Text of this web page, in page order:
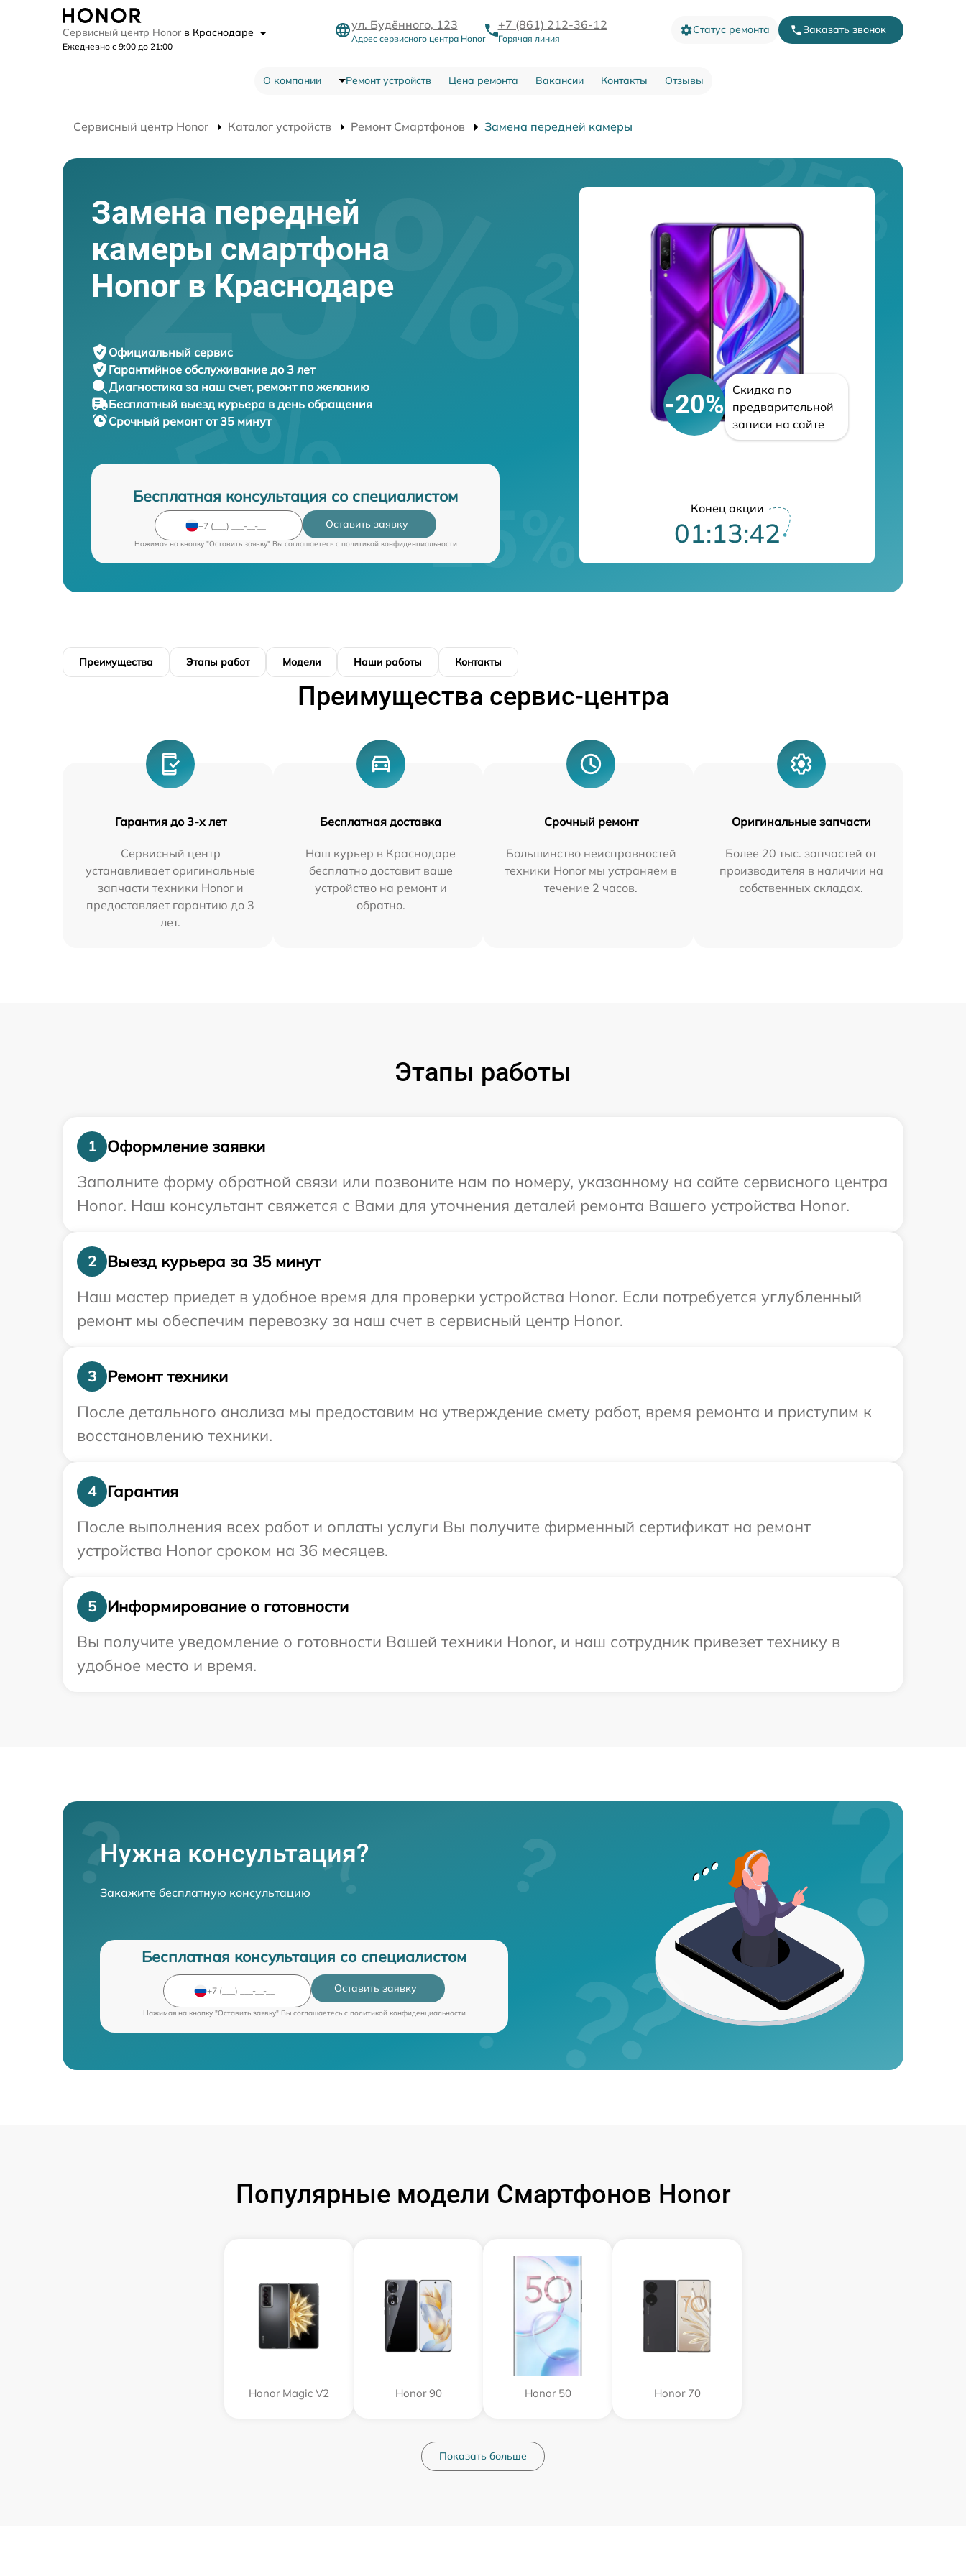
Сервисный центр Honor в Краснодаре
Ежедневно с 9:00 до 21:00
ул. Будённого, 123
Адрес сервисного центра Honor
+7 (861) 212-36-12
Горячая линия
Статус ремонта Заказать звонок
О компании Ремонт устройств Цена ремонта Вакансии Контакты Отзывы
Сервисный центр Honor Каталог устройств Ремонт Смартфонов Замена передней камеры
Замена передней
камеры смартфона
Honor в Краснодаре
Официальный сервис
Гарантийное обслуживание до 3 лет
Диагностика за наш счет, ремонт по желанию
Бесплатный выезд курьера в день обращения
Срочный ремонтот 35 минут
Бесплатная консультация со специалистом
Оставить заявку
Нажимая на кнопку "Оставить заявку" Вы соглашаетесь c политикой конфиденциальности
-20%
Скидка по
предварительной
записи на сайте
Конец акции
01:13:39
Преимущества Этапы работ Модели Наши работы Контакты
Преимущества сервис-центра
Гарантия до 3-х лет
Сервисный центр
устанавливает оригинальные
запчасти техники Honor и
предоставляет гарантию до 3
лет.
Бесплатная доставка
Наш курьер в Краснодаре
бесплатно доставит ваше
устройство на ремонт и
обратно.
Срочный ремонт
Большинство неисправностей
техники Honor мы устраняем в
течение 2 часов.
Оригинальные запчасти
Более 20 тыс. запчастей от
производителя в наличии на
собственных складах.
Этапы работы
1
Оформление заявки
Заполните форму обратной связи или позвоните нам по номеру, указанному на сайте сервисного центра
Honor. Наш консультант свяжется с Вами для уточнения деталей ремонта Вашего устройства Honor.
2
Выезд курьера за 35 минут
Наш мастер приедет в удобное время для проверки устройства Honor. Если потребуется углубленный
ремонт мы обеспечим перевозку за наш счет в сервисный центр Honor.
3
Ремонт техники
После детального анализа мы предоставим на утверждение смету работ, время ремонта и приступим к
восстановлению техники.
4
Гарантия
После выполнения всех работ и оплаты услуги Вы получите фирменный сертификат на ремонт
устройства Honor сроком на 36 месяцев.
5
Информирование о готовности
Вы получите уведомление о готовности Вашей техники Honor, и наш сотрудник привезет технику в
удобное место и время.
Нужна консультация?
Закажите бесплатную консультацию
Бесплатная консультация со специалистом
Оставить заявку
Нажимая на кнопку "Оставить заявку" Вы соглашаетесь c политикой конфиденциальности
Популярные модели Смартфонов Honor
Honor Magic V2 Honor 90 Honor 50 Honor 70
Показать больше